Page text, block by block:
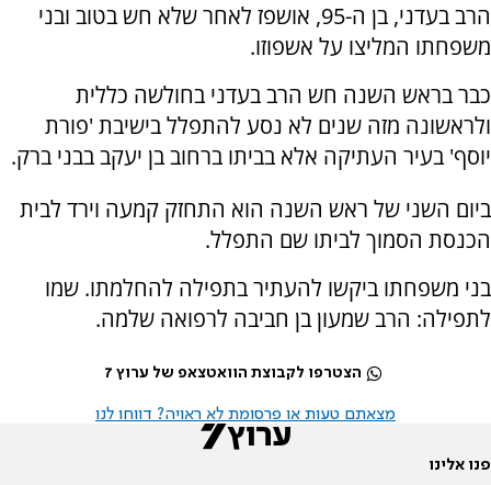
הרב בעדני, בן ה-95, אושפז לאחר שלא חש בטוב ובני
משפחתו המליצו על אשפוזו.
כבר בראש השנה חש הרב בעדני בחולשה כללית
ולראשונה מזה שנים לא נסע להתפלל בישיבת 'פורת
יוסף' בעיר העתיקה אלא בביתו ברחוב בן יעקב בבני ברק.
ביום השני של ראש השנה הוא התחזק קמעה וירד לבית
הכנסת הסמוך לביתו שם התפלל.
בני משפחתו ביקשו להעתיר בתפילה להחלמתו. שמו
לתפילה: הרב שמעון בן חביבה לרפואה שלמה.
הצטרפו לקבוצת הוואטצאפ של ערוץ 7
מצאתם טעות או פרסומת לא ראויה? דווחו לנו
פנו אלינו